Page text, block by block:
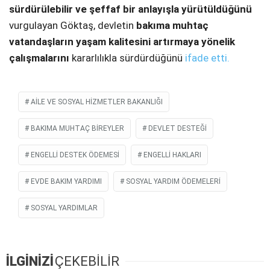
sürdürülebilir ve şeffaf bir anlayışla yürütüldüğünü
vurgulayan Göktaş, devletin bakıma muhtaç
vatandaşların yaşam kalitesini artırmaya yönelik
çalışmalarını kararlılıkla sürdürdüğünü ifade etti.
AİLE VE SOSYAL HİZMETLER BAKANLIĞI
BAKIMA MUHTAÇ BIREYLER DEVLET DESTEĞI
ENGELLI DESTEK ÖDEMESI ENGELLİ HAKLARI
EVDE BAKIM YARDIMI SOSYAL YARDIM ÖDEMELERI
SOSYAL YARDIMLAR
İLGİNİZİÇEKEBİLİR